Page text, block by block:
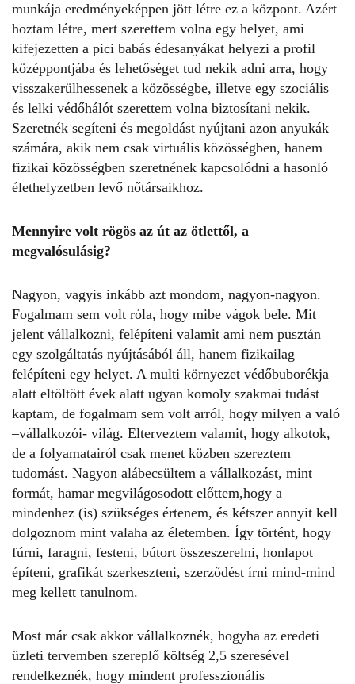
munkája eredményeképpen jött létre ez a központ. Azért
hoztam létre, mert szerettem volna egy helyet, ami
kifejezetten a pici babás édesanyákat helyezi a profil
középpontjába és lehetőséget tud nekik adni arra, hogy
visszakerülhessenek a közösségbe, illetve egy szociális
és lelki védőhálót szerettem volna biztosítani nekik.
Szeretnék segíteni és megoldást nyújtani azon anyukák
számára, akik nem csak virtuális közösségben, hanem
fizikai közösségben szeretnének kapcsolódni a hasonló
élethelyzetben levő nőtársaikhoz.
Mennyire volt rögös az út az ötlettől, a
megvalósulásig?
Nagyon, vagyis inkább azt mondom, nagyon-nagyon.
Fogalmam sem volt róla, hogy mibe vágok bele. Mit
jelent vállalkozni, felépíteni valamit ami nem pusztán
egy szolgáltatás nyújtásából áll, hanem fizikailag
felépíteni egy helyet. A multi környezet védőbuborékja
alatt eltöltött évek alatt ugyan komoly szakmai tudást
kaptam, de fogalmam sem volt arról, hogy milyen a való
–vállalkozói- világ. Elterveztem valamit, hogy alkotok,
de a folyamatairól csak menet közben szereztem
tudomást. Nagyon alábecsültem a vállalkozást, mint
formát, hamar megvilágosodott előttem,hogy a
mindenhez (is) szükséges értenem, és kétszer annyit kell
dolgoznom mint valaha az életemben. Így történt, hogy
fúrni, faragni, festeni, bútort összeszerelni, honlapot
építeni, grafikát szerkeszteni, szerződést írni mind-mind
meg kellett tanulnom.
Most már csak akkor vállalkoznék, hogyha az eredeti
üzleti tervemben szereplő költség 2,5 szeresével
rendelkeznék, hogy mindent professzionális